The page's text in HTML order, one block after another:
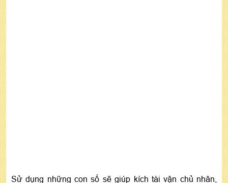
Sử dụng những con số sẽ giúp kích tài vận chủ nhân,